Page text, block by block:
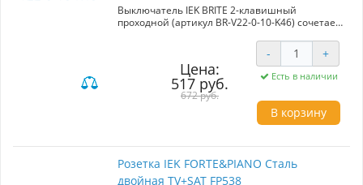
Выключатель IEK BRITE 2-клавишный
проходной (артикул BR-V22-0-10-K46) сочетает
качество материалов, что делает его
идеальным решением для любого интерьера.
Серия электроустановочных изделий "BRITE"
от IEK предлагает надежные и
функциональные элементы, изготовленные из
премиум-класса, которые гарантируют
долговечность и безопасность эксплуатации.
Данный выключатель выполнен в стильном
ему органично вписываться в как жилые, так и
коммерческие помещения. 2-клавишный
Цена:
517 руб.
672 руб.
- +
Есть в наличии
В корзину
Розетка IEK FORTE&PIANO Сталь
двойная TV+SAT FP538